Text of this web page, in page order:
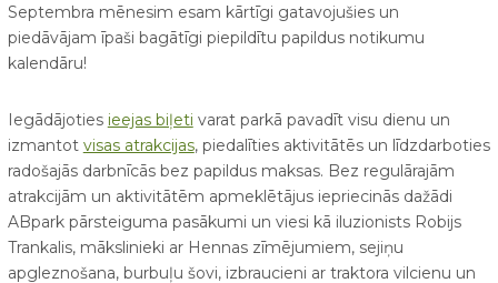
Septembra mēnesim esam kārtīgi gatavojušies un
piedāvājam īpaši bagātīgi piepildītu papildus notikumu
kalendāru!
Iegādājoties ieejas biļeti varat parkā pavadīt visu dienu un
izmantot visas atrakcijas, piedalīties aktivitātēs un līdzdarboties
radošajās darbnīcās bez papildus maksas. Bez regulārajām
atrakcijām un aktivitātēm apmeklētājus iepriecinās dažādi
ABpark pārsteiguma pasākumi un viesi kā iluzionists Robijs
Trankalis, mākslinieki ar Hennas zīmējumiem, sejiņu
apgleznošana, burbuļu šovi, izbraucieni ar traktora vilcienu un